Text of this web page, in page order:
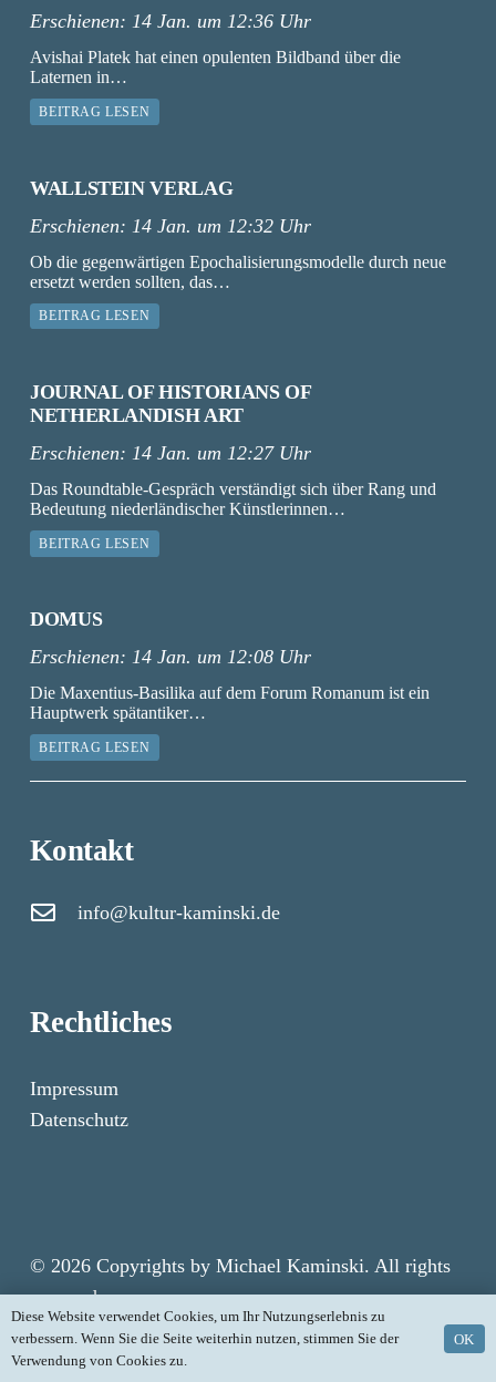
Erschienen: 14 Jan. um 12:36 Uhr
Avishai Platek hat einen opulenten Bildband über die
Laternen in…
BEITRAG LESEN
WALLSTEIN VERLAG
Erschienen: 14 Jan. um 12:32 Uhr
Ob die gegenwärtigen Epochalisierungsmodelle durch neue
ersetzt werden sollten, das…
BEITRAG LESEN
JOURNAL OF HISTORIANS OF
NETHERLANDISH ART
Erschienen: 14 Jan. um 12:27 Uhr
Das Roundtable-Gespräch verständigt sich über Rang und
Bedeutung niederländischer Künstlerinnen…
BEITRAG LESEN
DOMUS
Erschienen: 14 Jan. um 12:08 Uhr
Die Maxentius-Basilika auf dem Forum Romanum ist ein
Hauptwerk spätantiker…
BEITRAG LESEN
Kontakt
info@kultur-kaminski.de
Rechtliches
Impressum
Datenschutz
© 2026 Copyrights by Michael Kaminski. All rights
reserved.
Diese Website verwendet Cookies, um Ihr Nutzungserlebnis zu
verbessern. Wenn Sie die Seite weiterhin nutzen, stimmen Sie der
Verwendung von Cookies zu.
OK